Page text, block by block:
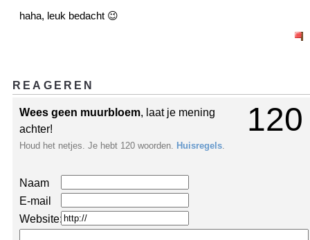
haha, leuk bedacht 😉
REAGEREN
120
Wees geen muurbloem, laat je mening
achter!
Houd het netjes. Je hebt 120 woorden. Huisregels
Naam
E-mail
Website: